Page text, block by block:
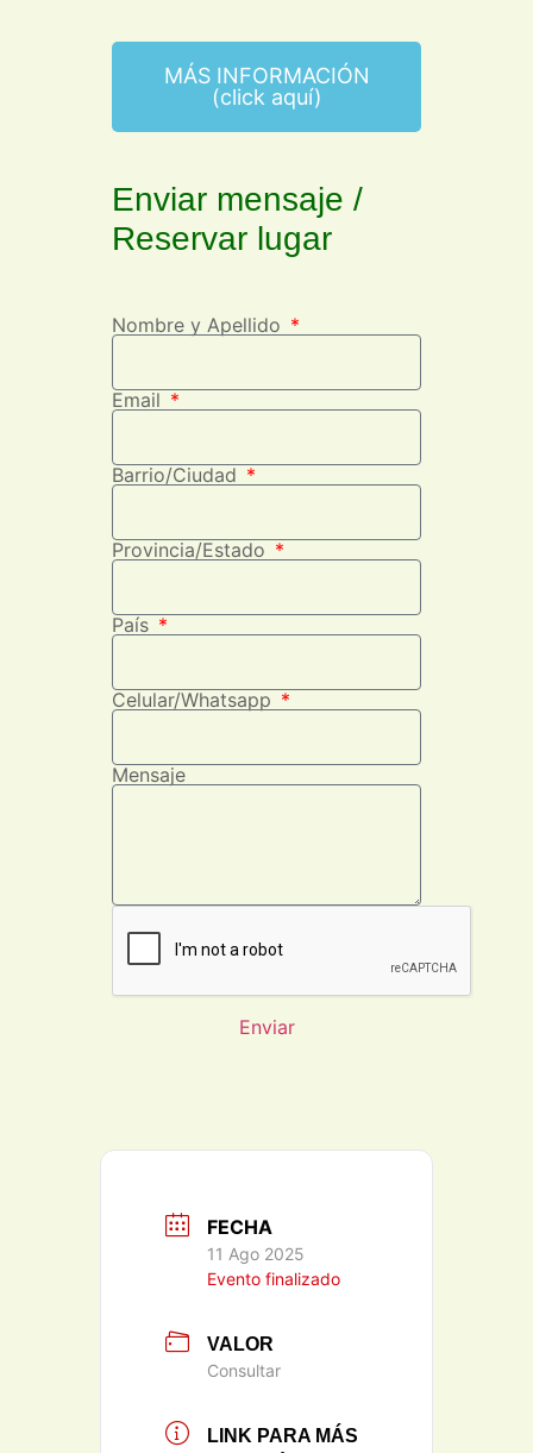
MÁS INFORMACIÓN
(click aquí)
Enviar mensaje /
Reservar lugar
Nombre y Apellido
Email
Barrio/Ciudad
Provincia/Estado
País
Celular/Whatsapp
Mensaje
Enviar
FECHA
11 Ago 2025
Evento finalizado
VALOR
Consultar
LINK PARA MÁS